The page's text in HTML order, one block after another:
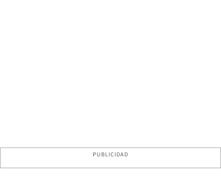
PUBLICIDAD